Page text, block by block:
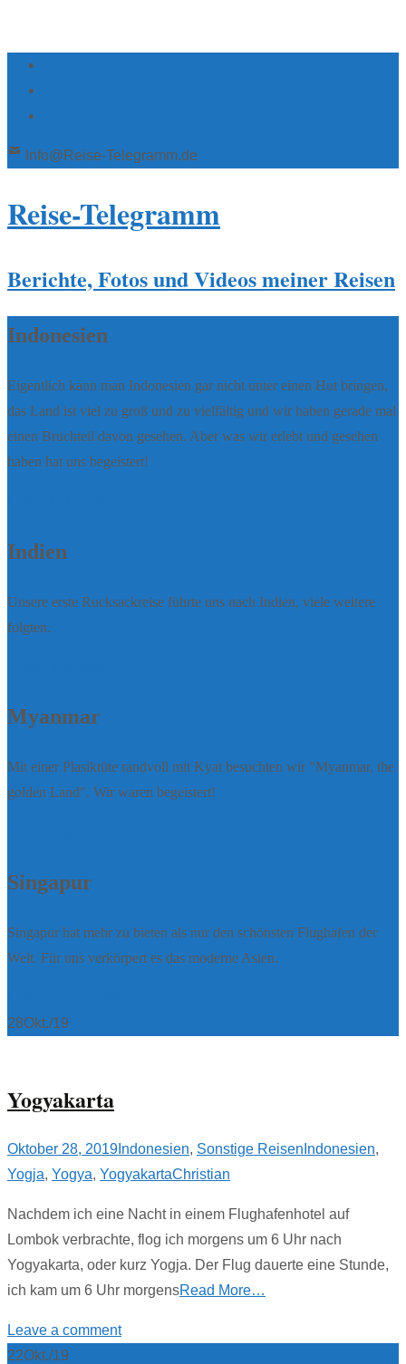
Info@Reise-Telegramm.de
Reise-Telegramm
Berichte, Fotos und Videos meiner Reisen
Indonesien
Eigentlich kann man Indonesien gar nicht unter einen Hut bringen,
das Land ist viel zu groß und zu vielfältig und wir haben gerade mal
einen Bruchteil davon gesehen. Aber was wir erlebt und gesehen
haben hat uns begeistert!
Indien
Unsere erste Rucksackreise führte uns nach Indien, viele weitere
folgten.
Myanmar
Mit einer Plasiktüte randvoll mit Kyat besuchten wir "Myanmar, the
golden Land". Wir waren begeistert!
Singapur
Singapur hat mehr zu bieten als nur den schönsten Flughafen der
Welt. Für uns verkörpert es das moderne Asien.
28Okt./19
Yogyakarta
Oktober 28, 2019 Indonesien, Sonstige Reisen Indonesien,
Yogja, Yogya, YogyakartaChristian
Nachdem ich eine Nacht in einem Flughafenhotel auf
Lombok verbrachte, flog ich morgens um 6 Uhr nach
Yogyakarta, oder kurz Yogja. Der Flug dauerte eine Stunde,
ich kam um 6 Uhr morgensRead More…
Leave a comment
22Okt./19